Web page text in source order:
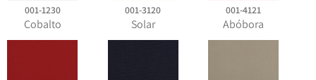
001-1230
Cobalto
001-3120
Solar
001-4121
Abóbora